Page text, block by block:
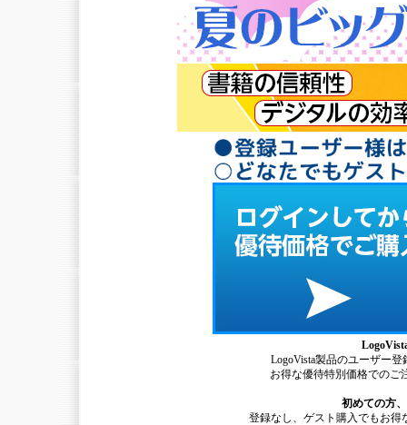
LogoVista製品のユーザー
お得な優待特別価格でのご
初めての方
登録なし、ゲスト購入でもお得